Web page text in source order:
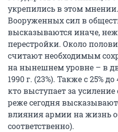
укрепились в этом
Вооруженных сил в
высказываются иначе,
перестройки. Около
считают необходимым
на нынешнем уровне – в
1990 г. (23%). Также с 25%
кто выступает за
реже сегодня
влияния армии на жизнь
соответственно).